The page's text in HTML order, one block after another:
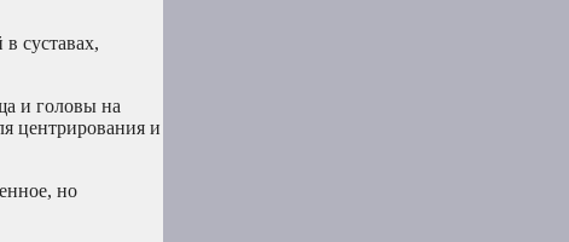
суставах,
и головы на
центрирования и
но